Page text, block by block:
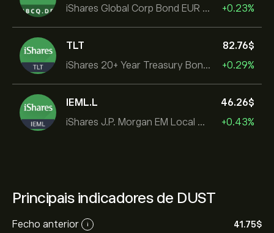
iShares Global Corp Bond EUR Hedged UCITS ETF Dist
+0.23%
TLT
iShares 20+ Year Treasury Bond ETF
82.76‎$‎
+0.29%
IEML.L
iShares J.P. Morgan EM Local Govt Bond UCITS ETF
46.26‎$‎
+0.43%
Principais indicadores de DUST
Fecho anterior i 41.75‎$‎